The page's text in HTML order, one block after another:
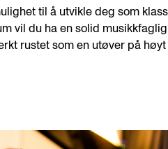
til å utvikle deg som
vil du ha en solid musikkfaglig
rustet som en utøver på høyt